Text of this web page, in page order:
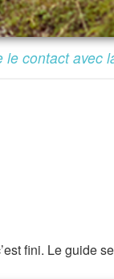
le contact avec
fini. Le guide